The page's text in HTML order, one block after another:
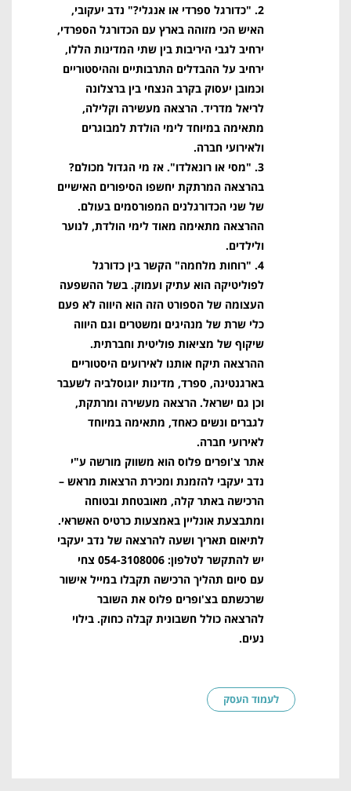
2. "כדורגל ספרדי או אנגלי?" נדב יעקובי,
האיש הכי מזוהה בארץ עם הכדורגל הספרדי,
ירחיב לגבי היריבות בין שתי המדינות הללו,
ירחיב על ההבדלים התרבותיים וההיסטוריים
וכמובן יעסוק בקרב הנצחי בין ברצלונה
לריאל מדריד. הרצאה מעשירה וקלילה,
מתאימה במיוחד לימי הולדת למבוגרים
ולאירועי חברה.
3. "מסי או רונאלדו". אז מי הגדול מכולם?
בהרצאה המרתקת יחשפו הסיפורים האישיים
של שני הכדורגלנים המפורסמים בעולם.
ההרצאה מתאימה מאוד לימי הולדת, לנוער
ולילדים.
4. "רוחות מלחמה" הקשר בין כדורגל
לפוליטיקה הוא עתיק ועמוק. בשל ההשפעה
העצומה של הספורט הזה הוא היווה לא פעם
כלי שרת של מנהיגים ומשטרים וגם היווה
שיקוף של מציאות פוליטית וחברתית.
ההרצאה תיקח אותנו לאירועים היסטוריים
בארגנטינה, ספרד, מדינות יוגוסלביה לשעבר
וכן גם ישראל. הרצאה מעשירה ומרתקת,
לגברים ונשים כאחד, מתאימה במיוחד
לאירועי חברה.
אתר צ'ופרים פלוס הוא משווק מורשה ע"י
נדב יעקבי להזמנת ומכירת הרצאות מראש –
הרכישה באתר קלה, מאובטחת ובטוחה
ומתבצעת אונליין באמצעות כרטיס האשראי.
לתיאום תאריך ושעה להרצאה של נדב יעקבי
יש להתקשר לטלפון: 054-3108006 צחי
עם סיום תהליך הרכישה תקבלו במייל אישור
שרכשתם בצ'ופרים פלוס את השובר
להרצאה כולל חשבונית קבלה כחוק. בילוי
נעים.
לעמוד העסק